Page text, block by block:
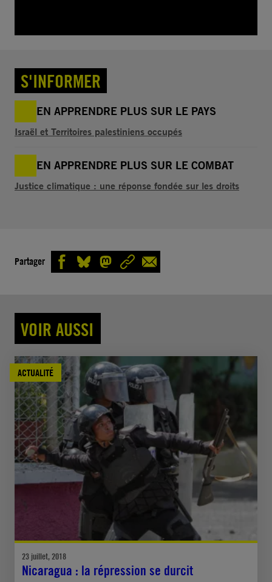
S'INFORMER
EN APPRENDRE PLUS SUR LE PAYS
Israël et Territoires palestiniens occupés
EN APPRENDRE PLUS SUR LE COMBAT
Justice climatique : une réponse fondée sur les droits
Partager
VOIR AUSSI
ACTUALITÉ
23 juillet, 2018
Nicaragua : la répression se durcit